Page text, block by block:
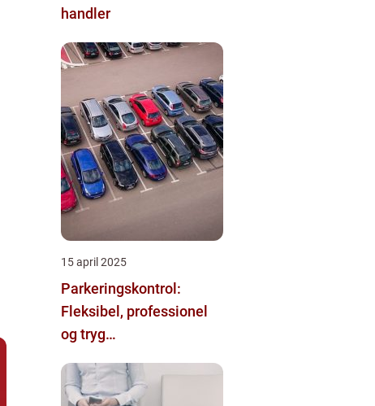
handler
15 april 2025
Parkeringskontrol:
Fleksibel, professionel
og tryg